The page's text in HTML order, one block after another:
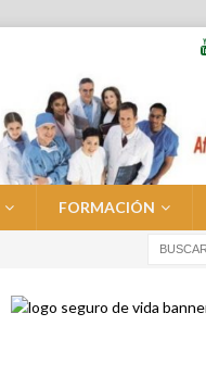
FORMACIÓN